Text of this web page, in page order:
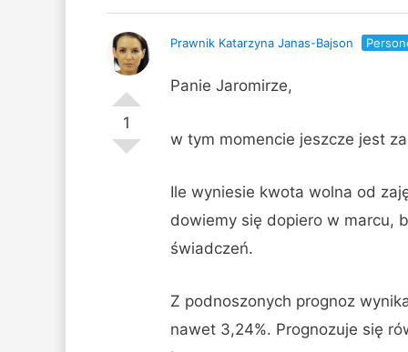
1
Prawnik Katarzyna Janas-Bajson
Panie Jaromirze,
w tym momencie jeszcze jest
Ile wyniesie kwota wolna od
dowiemy się dopiero w marcu,
świadczeń.
Z podnoszonych prognoz
nawet 3,24%. Prognozuje się